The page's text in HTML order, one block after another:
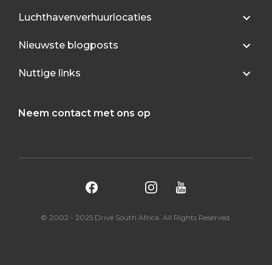
Luchthavenverhuurlocaties
Nieuwste blogposts
Nuttige links
Neem contact met ons op
© 2002 - 2025 Drive South Africa. All Rights Reserved.